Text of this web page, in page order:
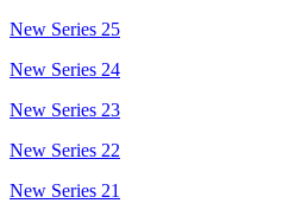
New Series 25
New Series 24
New Series 23
New Series 22
New Series 21